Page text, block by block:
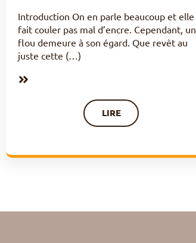
Introduction On en parle beaucoup et elle
fait couler pas mal d’encre. Cependant, un
flou demeure à son égard. Que revêt au
juste cette (…)
LIRE